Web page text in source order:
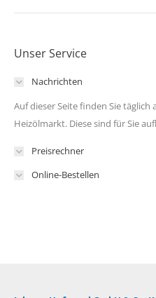
Unser Service
Nachrichten
Auf dieser Seite finden Sie
Heizölmarkt. Diese sind für Sie
Preisrechner
Online-Bestellen